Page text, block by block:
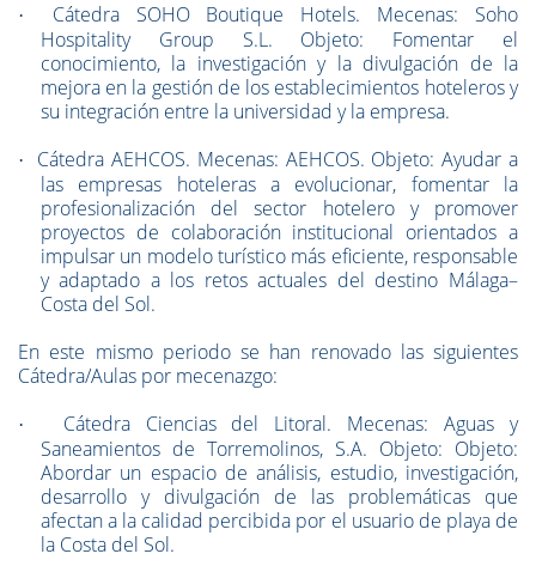
·
Cátedra SOHO Boutique Hotels. Mecenas: Soho
Hospitality Group S.L. Objeto: Fomentar el
conocimiento, la investigación y la divulgación de la
mejora en la gestión de los establecimientos hoteleros y
su integración entre la universidad y la empresa.
·
Cátedra AEHCOS. Mecenas: AEHCOS. Objeto: Ayudar a
las empresas hoteleras a evolucionar, fomentar la
profesionalización del sector hotelero y promover
proyectos de colaboración institucional orientados a
impulsar un modelo turístico más eficiente, responsable
y adaptado a los retos actuales del destino Málaga–
Costa del Sol.
En este mismo periodo se han renovado las siguientes
Cátedra/Aulas por mecenazgo:
·
Cátedra Ciencias del Litoral. Mecenas: Aguas y
Saneamientos de Torremolinos, S.A. Objeto: Objeto:
Abordar un espacio de análisis, estudio, investigación,
desarrollo y divulgación de las problemáticas que
afectan a la calidad percibida por el usuario de playa de
la Costa del Sol.